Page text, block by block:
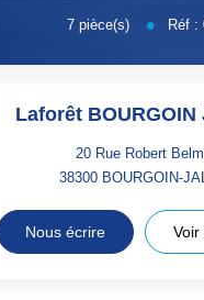
7 pièce(s) Réf :
Laforêt BOURGOIN
20 Rue Robert
38300 BOURGOIN-
Nous écrire Voir